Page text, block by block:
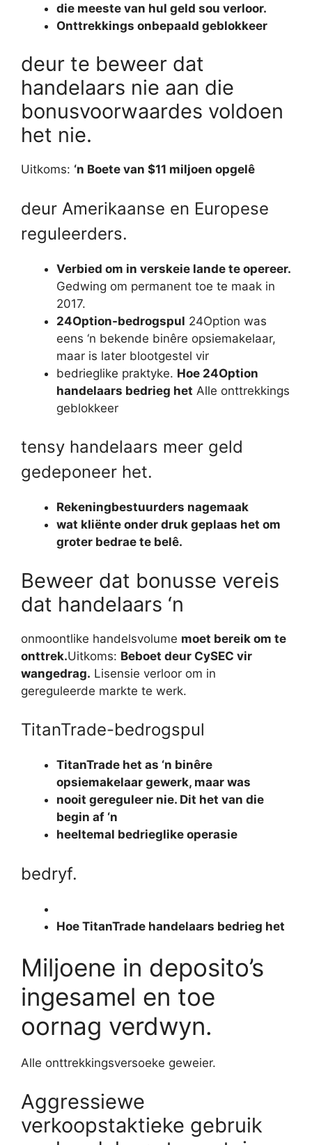
die meeste van hul geld sou verloor.
Onttrekkings onbepaald geblokkeer
deur te beweer dat
handelaars nie aan die
bonusvoorwaardes voldoen
het nie.
Uitkoms: ‘n Boete van $11 miljoen opgelê
deur Amerikaanse en Europese
reguleerders.
Verbied om in verskeie lande te opereer.
Gedwing om permanent toe te maak in
2017.
24Option-bedrogspul 24Option was
eens ‘n bekende binêre opsiemakelaar,
maar is later blootgestel vir
bedrieglike praktyke. Hoe 24Option
handelaars bedrieg het Alle onttrekkings
geblokkeer
tensy handelaars meer geld
gedeponeer het.
Rekeningbestuurders nagemaak
wat kliënte onder druk geplaas het om
groter bedrae te belê.
Beweer dat bonusse vereis
dat handelaars ‘n
onmoontlike handelsvolume moet bereik om te
onttrek.Uitkoms: Beboet deur CySEC vir
wangedrag. Lisensie verloor om in
gereguleerde markte te werk.
TitanTrade-bedrogspul
TitanTrade het as ‘n binêre
opsiemakelaar gewerk, maar was
nooit gereguleer nie. Dit het van die
begin af ‘n
heeltemal bedrieglike operasie
bedryf.
Hoe TitanTrade handelaars bedrieg het
Miljoene in deposito’s
ingesamel en toe
oornag verdwyn.
Alle onttrekkingsversoeke geweier.
Aggressiewe
verkoopstaktieke gebruik